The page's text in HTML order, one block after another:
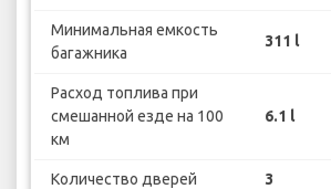
Минимальная емкость
багажника
311 l
Расход топлива при
смешанной езде на 100
км
6.1 l
Количество дверей 3